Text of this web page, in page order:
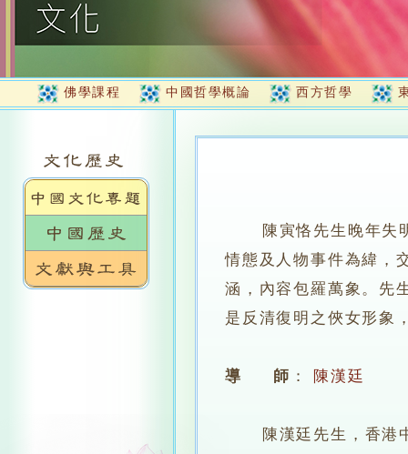
佛學課程 中國哲學概論 西方哲學
陳寅恪先生晚年失
情態及人物事件為緯，
涵，內容包羅萬象。先
是反清復明之俠女形象
導 師 ： 陳漢廷
陳漢廷先生，香港中